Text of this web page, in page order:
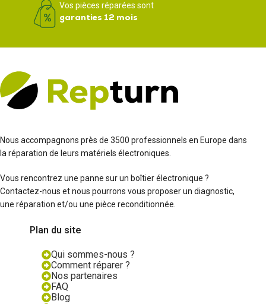
Vos pièces réparées sont
garanties 12 mois
Nous accompagnons près de 3500 professionnels en Europe dans
la réparation de leurs matériels électroniques.
Vous rencontrez une panne sur un boîtier électronique ?
Contactez-nous et nous pourrons vous proposer un diagnostic,
une réparation et/ou une pièce reconditionnée.
Plan du site
Qui sommes-nous ?
Comment réparer ?
Nos partenaires
FAQ
Blog